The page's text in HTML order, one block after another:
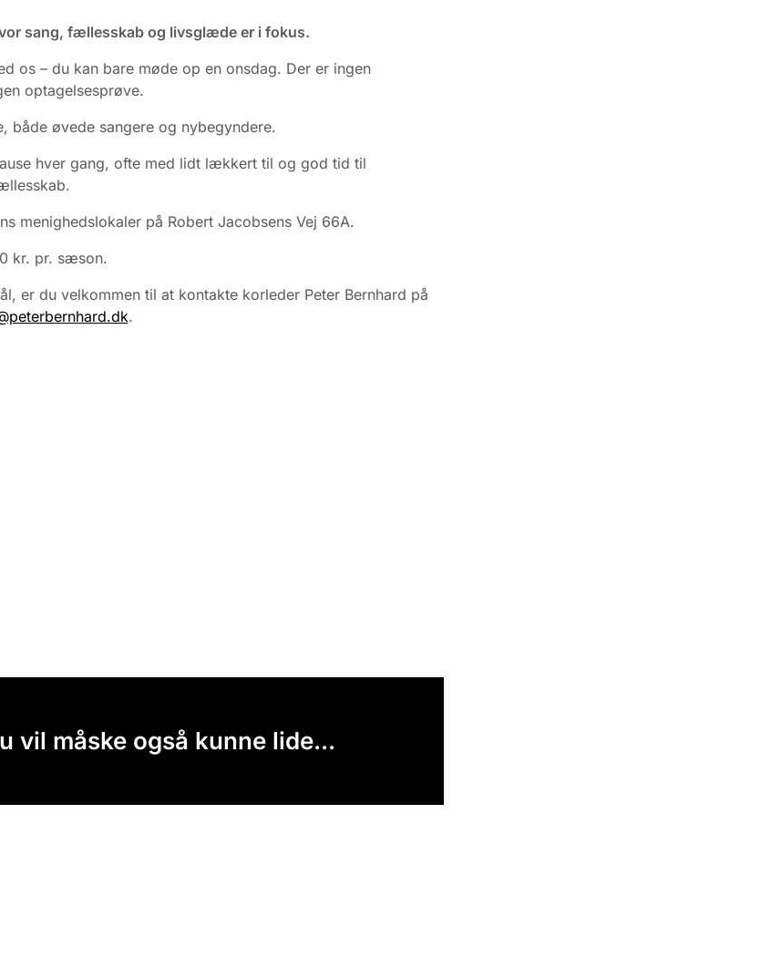
sang, fællesskab og livsglæde er i fokus.
os – du kan bare møde op en onsdag. Der er ingen
optagelsesprøve.
både øvede sangere og nybegyndere.
hver gang, ofte med lidt lækkert til og god tid til
menighedslokaler på Robert Jacobsens Vej 66A.
kr. pr. sæson.
er du velkommen til at kontakte korleder Peter Bernhard på
.
vil måske også kunne lide...